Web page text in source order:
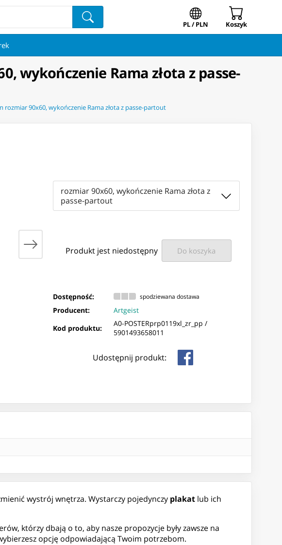
PL / PLN Koszyk
wykończenie Rama złota z passe-
rozmiar 90x60, wykończenie Rama złota z passe-partout
rozmiar 90x60, wykończenie Rama złota z
passe-partout
Produkt jest niedostępny Do koszyka
Dostępność: spodziewana dostawa
Producent:
Artgeist
Kod produktu:
A0-POSTERprp0119xl_zr_pp /
5901493658011
Udostępnij produkt:
wystrój wnętrza. Wystarczy pojedynczy plakat lub ich
którzy dbają o to, aby nasze propozycje były zawsze na
opcję odpowiadającą Twoim potrzebom.